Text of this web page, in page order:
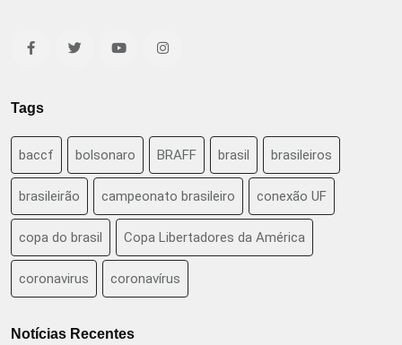
Tags
baccf bolsonaro BRAFF brasil brasileiros
brasileirão campeonato brasileiro conexão UF
copa do brasil Copa Libertadores da América
coronavirus coronavírus
Notícias Recentes